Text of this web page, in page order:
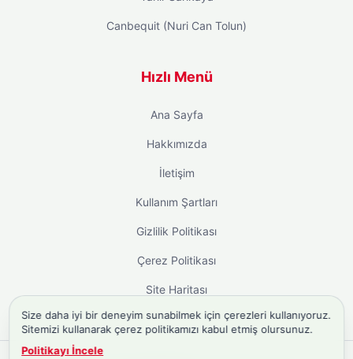
Canbequit (Nuri Can Tolun)
Hızlı Menü
Ana Sayfa
Hakkımızda
İletişim
Kullanım Şartları
Gizlilik Politikası
Çerez Politikası
Site Haritası
Size daha iyi bir deneyim sunabilmek için çerezleri kullanıyoruz.
Sitemizi kullanarak çerez politikamızı kabul etmiş olursunuz.
Politikayı İncele